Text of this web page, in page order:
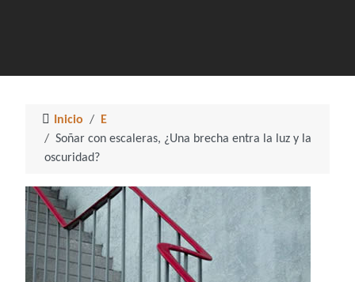
Inicio
E
Soñar con escaleras, ¿Una brecha entra la luz y la
oscuridad?